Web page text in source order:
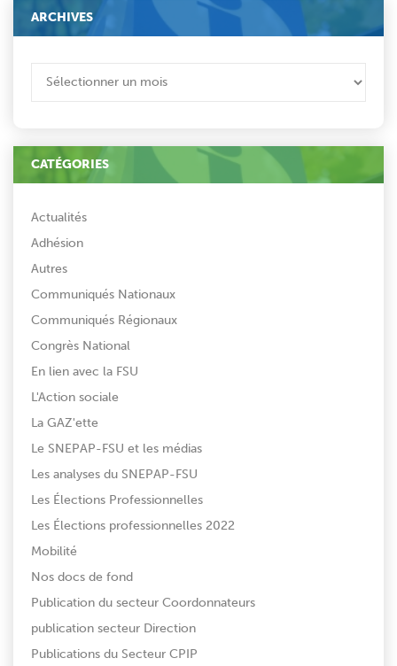
ARCHIVES
CATÉGORIES
Actualités
Adhésion
Autres
Communiqués Nationaux
Communiqués Régionaux
Congrès National
En lien avec la FSU
L'Action sociale
La GAZ'ette
Le SNEPAP-FSU et les médias
Les analyses du SNEPAP-FSU
Les Élections Professionnelles
Les Élections professionnelles 2022
Mobilité
Nos docs de fond
Publication du secteur Coordonnateurs
publication secteur Direction
Publications du Secteur CPIP